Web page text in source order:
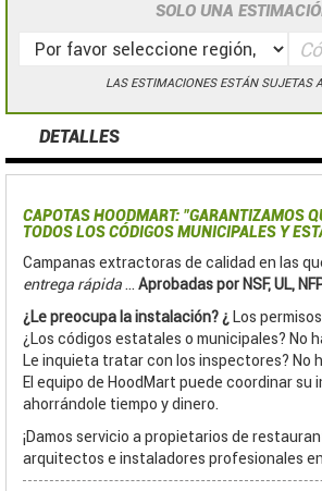
SOLO UNA
LAS ESTIMACIONES ESTÁN SUJETAS
DETALLES
CAPOTAS HOODMART: "GARANTIZAMOS
TODOS LOS CÓDIGOS MUNICIPALES Y
Campanas extractoras de calidad en las
entrega rápida... Aprobadas por NSF, UL,
¿Le preocupa la instalación? ¿ Los
¿Los códigos estatales o municipales? No
Le inquieta tratar con los inspectores? No
El equipo de HoodMart puede coordinar su
ahorrándole tiempo y dinero.
¡Damos servicio a propietarios de
arquitectos e instaladores profesionales